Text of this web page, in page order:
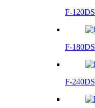
F-120DS
F-180DS
F-240DS